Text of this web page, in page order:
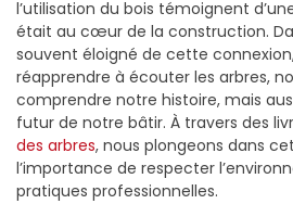
l’utilisation du bois témoignent
était au cœur de la construction.
souvent éloigné de cette
réapprendre à écouter les arbres,
comprendre notre histoire, mais
futur de notre bâtir. À travers des
des arbres, nous plongeons dans
l’importance de respecter
pratiques professionnelles.